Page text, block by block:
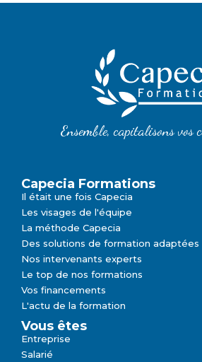
Ensemble, capitalisons vos
Capecia Formations
Il était une fois Capecia
Les visages de l'équipe
La méthode Capecia
Des solutions de formation adaptées
Nos intervenants experts
Le top de nos formations
Vos financements
L'actu de la formation
Vous êtes
Entreprise
Salarié